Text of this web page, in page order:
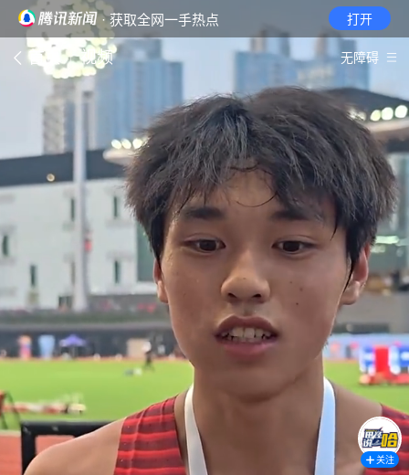
· 获取全网一手热点 打开
首页 视频 无障碍
关注